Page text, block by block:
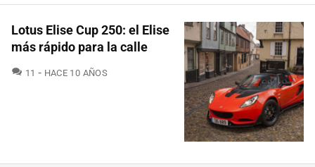
Lotus Elise Cup 250: el Elise
más rápido para la calle
11 COMENTARIOS
HACE 10 AÑOS